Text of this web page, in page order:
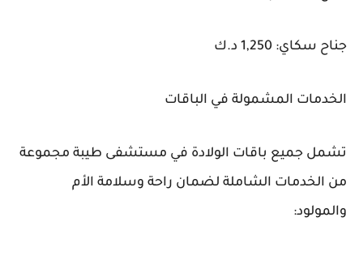
جناح سكاي: 1,250 د.ك
الخدمات المشمولة في الباقات
تشمل جميع باقات الولادة في مستشفى طيبة مجموعة
من الخدمات الشاملة لضمان راحة وسلامة الأم
والمولود: